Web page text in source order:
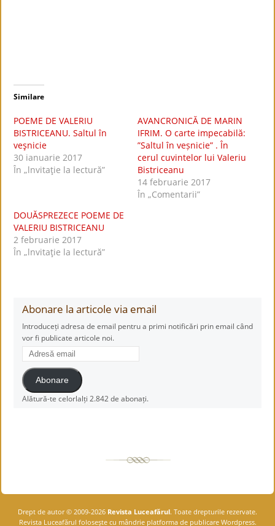
Similare
POEME DE VALERIU
BISTRICEANU. Saltul în
veşnicie
30 ianuarie 2017
În „lnvitaţie la lectură”
AVANCRONICĂ DE MARIN
IFRIM. O carte impecabilă:
”Saltul în veșnicie” . În
cerul cuvintelor lui Valeriu
Bistriceanu
14 februarie 2017
În „Comentarii”
DOUĂSPREZECE POEME DE
VALERIU BISTRICEANU
2 februarie 2017
În „lnvitaţie la lectură”
Abonare la articole via email
Introduceți adresa de email pentru a primi notificări prin email când
vor fi publicate articole noi.
Adresă
email
Abonare
Alătură-te celorlalți 2.842 de abonați.
Drept de autor © 2009-2026 Revista Luceafărul. Toate drepturile rezervate.
Revista Luceafărul foloseşte cu mândrie platforma de publicare Wordpress.